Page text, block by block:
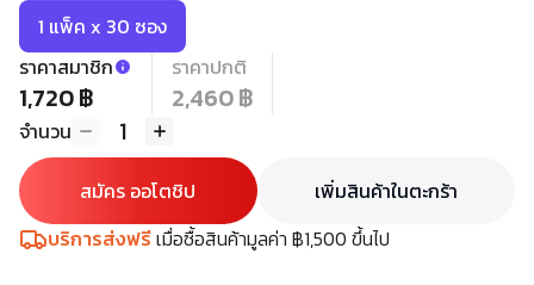
1 แพ็ค x 30 ซอง
ราคาสมาชิก
1,720 ฿
ราคาปกติ
2,460 ฿
จำนวน 1
สมัคร ออโตชิป
เพิ่มสินค้าในตะกร้า
บริการส่งฟรีเมื่อซื้อสินค้ามูลค่า ฿1,500 ขึ้นไป